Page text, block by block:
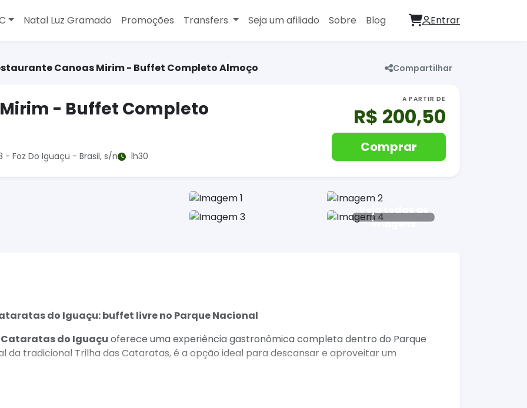
Natal Luz Gramado Promoções Transfers Seja um afiliado Sobre Blog Entrar
Canoas Mirim - Buffet Completo Almoço Compartilhar
- Buffet Completo
- Foz Do Iguaçu - Brasil, s/n 1h30
A PARTIR DE
R$ 200,50
Comprar
Veja todas as
imagens
do Iguaçu: buffet livre no Parque Nacional
do Iguaçu oferece uma experiência gastronômica completa dentro do Parque
da tradicional Trilha das Cataratas, é a opção ideal para descansar e aproveitar um